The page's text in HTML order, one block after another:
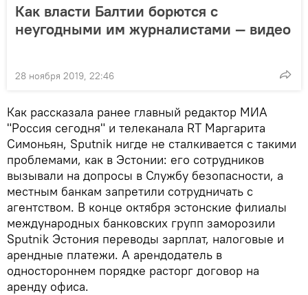
Как власти Балтии борются с
неугодными им журналистами — видео
28 ноября 2019, 22:46
Как рассказала ранее главный редактор МИА
"Россия сегодня" и телеканала RT Маргарита
Симоньян, Sputnik нигде не сталкивается с такими
проблемами, как в Эстонии: его сотрудников
вызывали на допросы в Службу безопасности, а
местным банкам запретили сотрудничать с
агентством. В конце октября эстонские филиалы
международных банковских групп заморозили
Sputnik Эстония переводы зарплат, налоговые и
арендные платежи. А арендодатель в
одностороннем порядке расторг договор на
аренду офиса.